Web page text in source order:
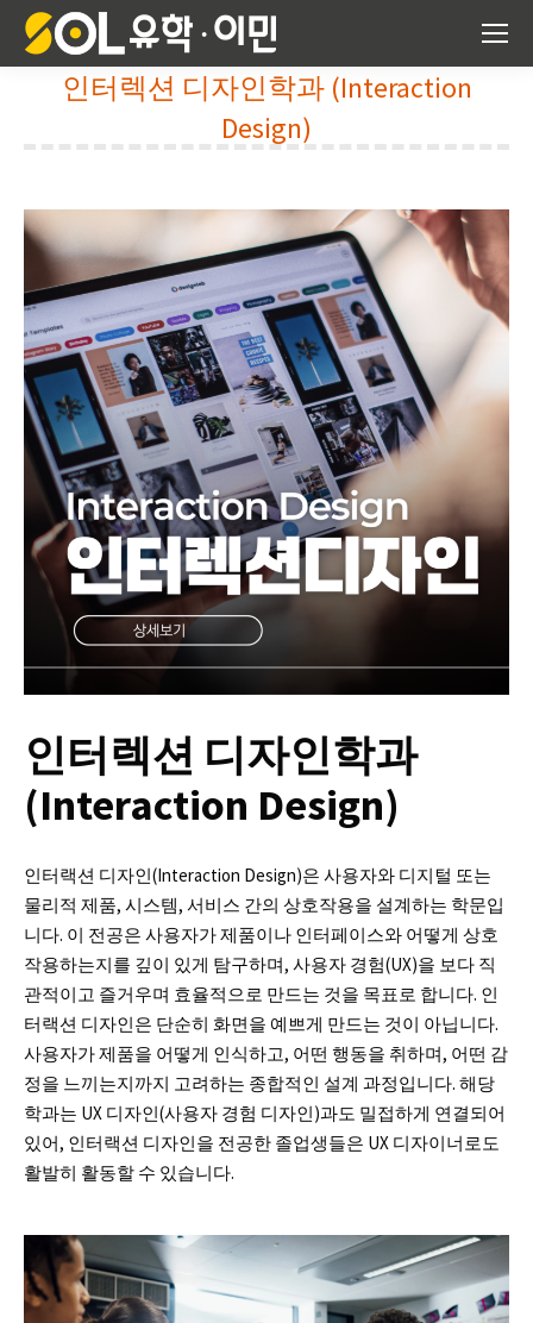
인터렉션 디자인학과 (Interaction
Design)
인터렉션 디자인학과
(Interaction Design)
인터랙션 디자인(Interaction Design)은 사용자와 디지털 또는
물리적 제품, 시스템, 서비스 간의 상호작용을 설계하는 학문입
니다. 이 전공은 사용자가 제품이나 인터페이스와 어떻게 상호
작용하는지를 깊이 있게 탐구하며, 사용자 경험(UX)을 보다 직
관적이고 즐거우며 효율적으로 만드는 것을 목표로 합니다. 인
터랙션 디자인은 단순히 화면을 예쁘게 만드는 것이 아닙니다.
사용자가 제품을 어떻게 인식하고, 어떤 행동을 취하며, 어떤 감
정을 느끼는지까지 고려하는 종합적인 설계 과정입니다. 해당
학과는 UX 디자인(사용자 경험 디자인)과도 밀접하게 연결되어
있어, 인터랙션 디자인을 전공한 졸업생들은 UX 디자이너로도
활발히 활동할 수 있습니다.